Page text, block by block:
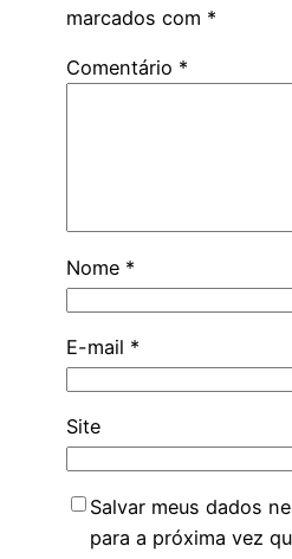
marcados com *
Comentário *
Nome *
E-mail *
Site
Salvar meus dados
para a próxima vez